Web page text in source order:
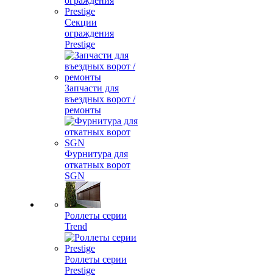
Секции
ограждения
Prestige
Запчасти для
въездных ворот /
ремонты
Фурнитура для
откатных ворот
SGN
Роллеты серии
Trend
Роллеты серии
Prestige